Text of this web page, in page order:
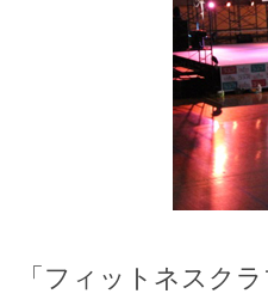
「フィットネスク